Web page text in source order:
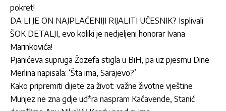
pokret!
DA LI JE ON NAJPLAĆENIJI RIJALITI UČESNIK? Isplivali
ŠOK DETALJI, evo koliki je nedjeljeni honorar Ivana
Marinkovića!
Pjanićeva supruga Žozefa stigla u BiH, pa uz pjesmu Dine
Merlina napisala: ‘Šta ima, Sarajevo?’
Kako pripremiti dijete za život: važne životne vještine
Munjez ne zna gdje ud*ra naspram Kačavende, Stanić